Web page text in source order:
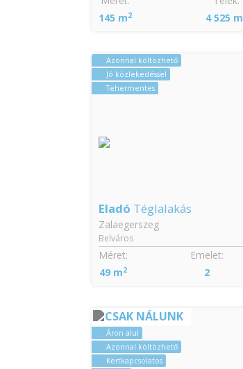
145 m2
4 525 m
Azonnal költözhető
Jó közlekedéssel
Tehermentes
Eladó Téglalakás
Zalaegerszeg
Belváros
Méret:
49 m2
Emelet:
2
CSAK NÁLUNK
Áron alul
Azonnal költözhető
Kertkapcsolatos